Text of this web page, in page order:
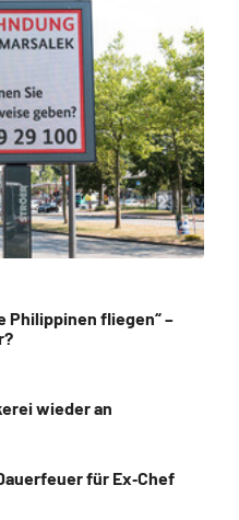
Philippinen fliegen“ –
wieder an
für Ex‑Chef